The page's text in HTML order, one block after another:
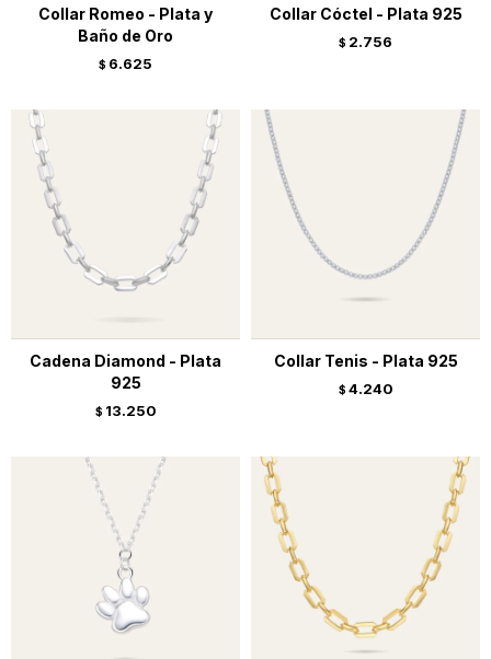
Collar Romeo - Plata y
Baño de Oro
$ 6.625
Collar Cóctel - Plata 925
$ 2.756
Cadena Diamond - Plata
925
$ 13.250
Collar Tenis - Plata 925
$ 4.240